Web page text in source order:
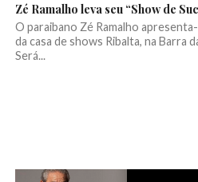
Zé Ramalho leva seu “Show de
O paraibano Zé Ramalho
da casa de shows Ribalta, na Barra
Será...